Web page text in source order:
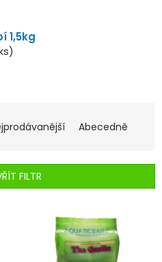
1,5kg
Abecedně
FILTR